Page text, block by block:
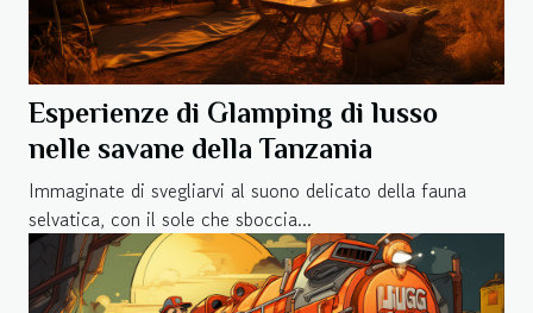
Esperienze di Glamping di lusso
nelle savane della Tanzania
Immaginate di svegliarvi al suono delicato della fauna
selvatica, con il sole che sboccia...